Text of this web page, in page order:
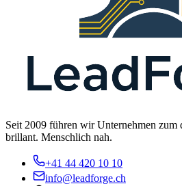
Seit 2009 führen wir Unternehmen zum
brillant. Menschlich nah.
+41 44 420 10 10
info@leadforge.ch